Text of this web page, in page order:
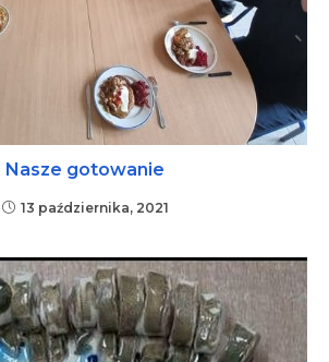
Nasze gotowanie
13 października, 2021